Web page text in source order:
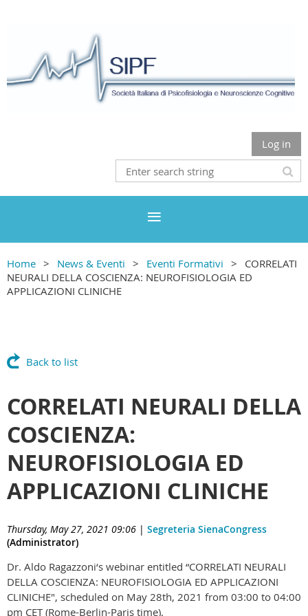
Log in
Home News & Eventi Eventi Formativi
CORRELATI
NEURALI DELLA COSCIENZA: NEUROFISIOLOGIA ED
APPLICAZIONI CLINICHE
Back to list
CORRELATI NEURALI DELLA
COSCIENZA:
NEUROFISIOLOGIA ED
APPLICAZIONI CLINICHE
Thursday, May 27, 2021 09:06 | Segreteria SienaCongress
(Administrator)
Dr. Aldo Ragazzoni‘s webinar entitled “CORRELATI NEURALI
DELLA COSCIENZA: NEUROFISIOLOGIA ED APPLICAZIONI
CLINICHE", scheduled on May 28th, 2021 from 03:00 to 04:00
pm CET (Rome-Berlin-Paris time).